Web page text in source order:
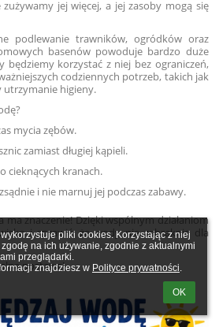
pliki cookies. Korzystając z niej
na ich używanie, zgodnie z aktualnymi
przeglądarki.
znajdziesz w Polityce prywatności.
OK
jej więcej, a jej zasoby mogą się
podlewanie trawników, ogródków oraz
basenów powoduje bardzo duże
będziemy korzystać z niej bez ograniczeń,
codziennych potrzeb, takich jak
utrzymanie higieny.
mycia zębów.
zamiast długiej kąpieli.
cieknących kranach.
i nie marnuj jej podczas zabawy.
znaczenie! Dzięki wspólnym działaniom
i sprawić, że wody nie zabraknie dla
postawę!